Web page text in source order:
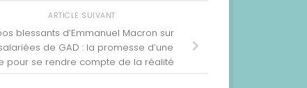
ARTICLE SUIVANT
blessants d’Emmanuel Macron sur
de GAD : la promesse d’une
pour se rendre compte de la réalité